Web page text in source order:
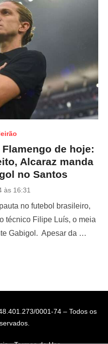
de hoje:
Alcaraz manda
no Santos
às 16:31
no futebol brasileiro,
técnico Filipe Luís, o meia
Gabigol. Apesar da …
0001-74 – Todos os